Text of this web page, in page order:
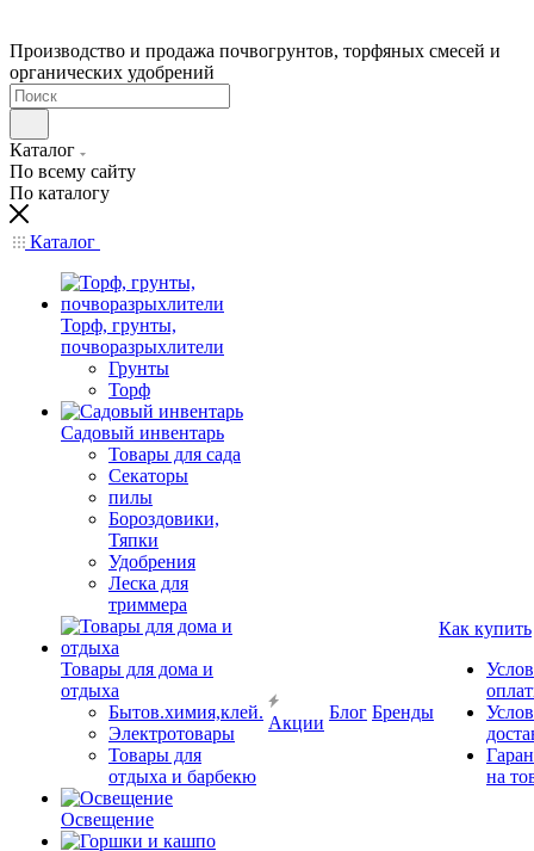
Производство и продажа почвогрунтов, торфяных смесей и
органических удобрений
Каталог
По всему сайту
По каталогу
Каталог
Торф, грунты,
почворазрыхлители
Грунты
Торф
Садовый инвентарь
Товары для сада
Секаторы
пилы
Бороздовики,
Тяпки
Удобрения
Леска для
триммера
Товары для дома и
отдыха
Бытов.химия,клей.
Электротовары
Товары для
отдыха и барбекю
Освещение
Акции
Блог Бренды
Как купить
на